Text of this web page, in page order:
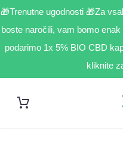
🎁Trenutne ugodnosti 🎁Za
boste naročili, vam bomo
podarimo 1x 5% BIO CBD
kliknite